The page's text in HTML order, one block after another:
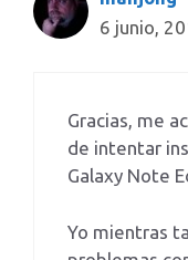
6 junio,
Gracias, me
de intentar
Galaxy Note
Yo mientras